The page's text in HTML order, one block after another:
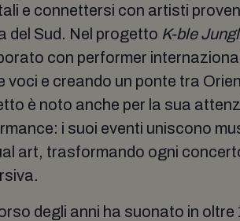
e connettersi con artisti
del Sud. Nel progetto K-ble
con performer
voci e creando un ponte tra
è noto anche per la sua
i suoi eventi uniscono
art, trasformando ogni
degli anni ha suonato in oltre